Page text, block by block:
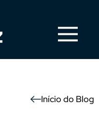
Início do Blog